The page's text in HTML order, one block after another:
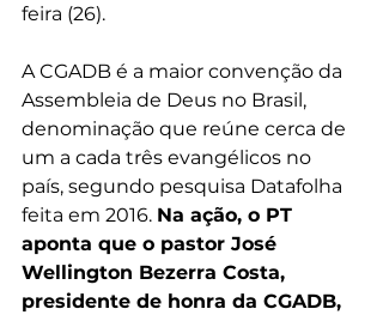
feira (26).
A CGADB é a maior convenção da
Assembleia de Deus no Brasil,
denominação que reúne cerca de
um a cada três evangélicos no
país, segundo pesquisa Datafolha
feita em 2016. Na ação, o PT
aponta que o pastor José
Wellington Bezerra Costa,
presidente de honra da CGADB,